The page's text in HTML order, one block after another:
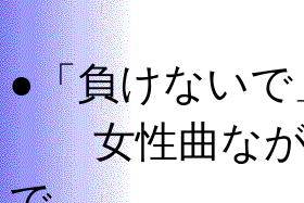
●「負けないで
女性曲なが